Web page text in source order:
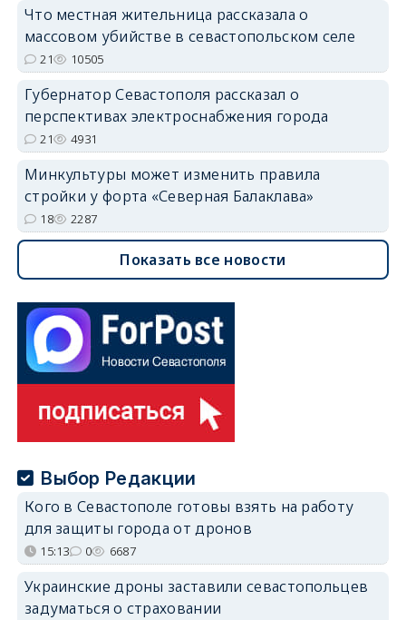
Что местная жительница рассказала о
массовом убийстве в севастопольском селе
21 10505
Губернатор Севастополя рассказал о
перспективах электроснабжения города
21 4931
Минкультуры может изменить правила
стройки у форта «Северная Балаклава»
18 2287
Показать все новости
Выбор Редакции
Кого в Севастополе готовы взять на работу
для защиты города от дронов
15:13 0 6687
Украинские дроны заставили севастопольцев
задуматься о страховании